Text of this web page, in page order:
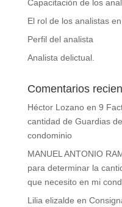
Capacitación de los
El rol de los analistas
Perfil del analista
Analista delictual.
Comentarios
Héctor Lozanoen 9
cantidad de Guardias
condominio
MANUEL ANTONIO
para determinar la
que necesito en mi
Lilia elizalde en